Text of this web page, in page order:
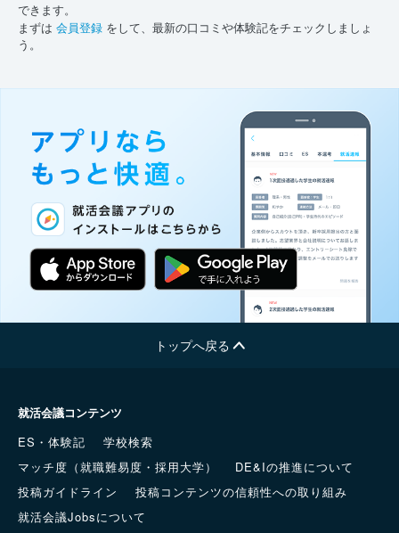
できます。
まずは 会員登録 をして、最新の口コミや体験記をチェックしましょ
う。
トップへ戻る
就活会議コンテンツ
ES・体験記
学校検索
マッチ度（就職難易度・採用大学）
DE&Iの推進について
投稿ガイドライン
投稿コンテンツの信頼性への取り組み
就活会議Jobsについて